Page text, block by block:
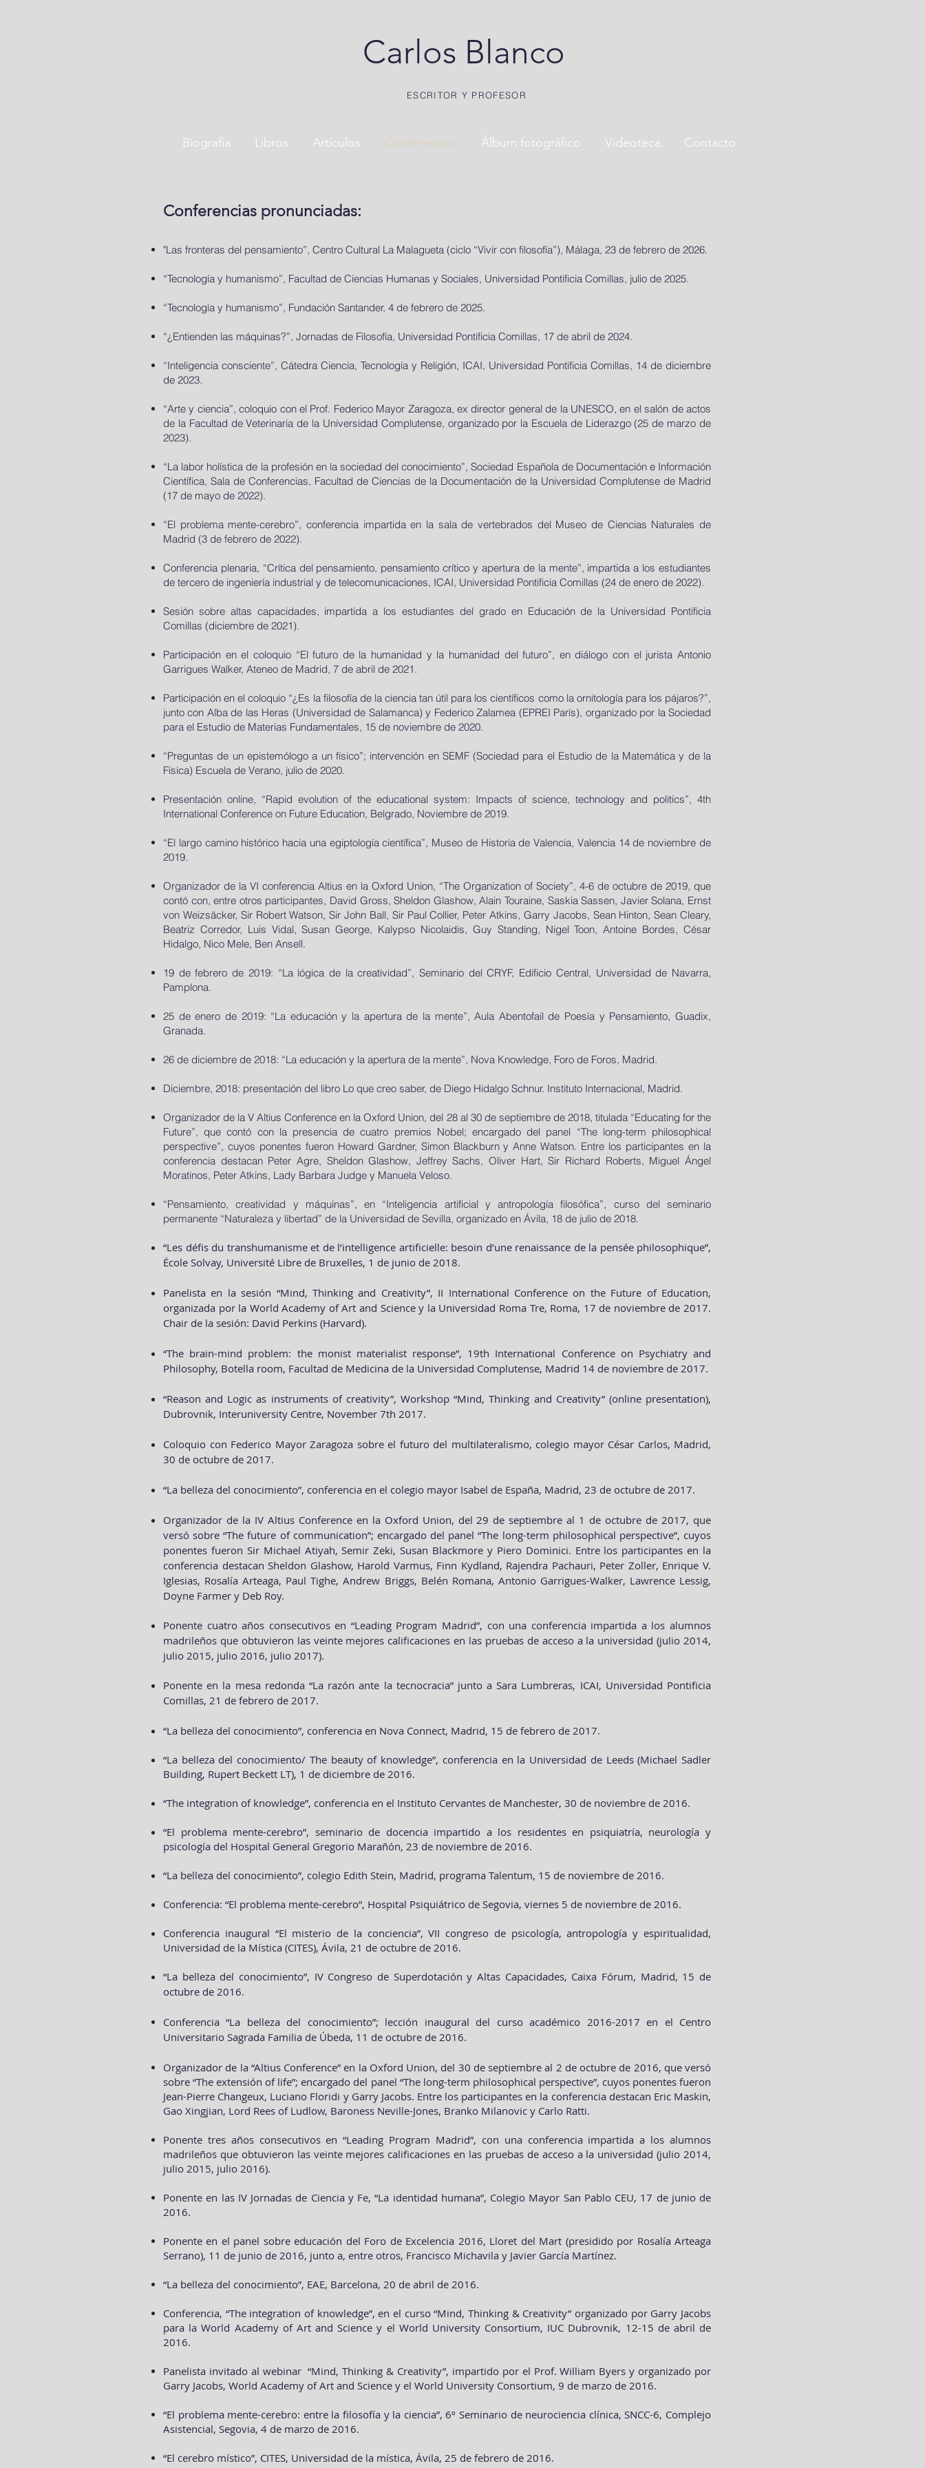
ESCRITOR Y PROFESOR
Carlos Blanco
Biografía Libros Artículos Conferencias Álbum fotográfico Videoteca Contacto
Conferencias pronunciadas:
"Las fronteras del pensamiento”, Centro Cultural La Malagueta (ciclo “Vivir con filosofía”), Málaga, 23 de febrero de 2026.
“Tecnología y humanismo”, Facultad de Ciencias Humanas y Sociales, Universidad Pontificia Comillas, julio de 2025.
“Tecnología y humanismo”, Fundación Santander, 4 de febrero de 2025.
“¿Entienden las máquinas?”, Jornadas de Filosofía, Universidad Pontificia Comillas, 17 de abril de 2024.
“Inteligencia consciente”, Cátedra Ciencia, Tecnología y Religión, ICAI, Universidad Pontificia Comillas, 14 de diciembre
de 2023.
“Arte y ciencia”, coloquio con el Prof. Federico Mayor Zaragoza, ex director general de la UNESCO, en el salón de actos
de la Facultad de Veterinaria de la Universidad Complutense, organizado por la Escuela de Liderazgo (25 de marzo de
2023).
“La labor holística de la profesión en la sociedad del conocimiento”, Sociedad Española de Documentación e Información
Científica, Sala de Conferencias, Facultad de Ciencias de la Documentación de la Universidad Complutense de Madrid
(17 de mayo de 2022).
“El problema mente-cerebro”, conferencia impartida en la sala de vertebrados del Museo de Ciencias Naturales de
Madrid (3 de febrero de 2022).
Conferencia plenaria, “Crítica del pensamiento, pensamiento crítico y apertura de la mente”, impartida a los estudiantes
de tercero de ingeniería industrial y de telecomunicaciones, ICAI, Universidad Pontificia Comillas (24 de enero de 2022).
Sesión sobre altas capacidades, impartida a los estudiantes del grado en Educación de la Universidad Pontificia
Comillas (diciembre de 2021).
Participación en el coloquio “El futuro de la humanidad y la humanidad del futuro”, en diálogo con el jurista Antonio
Garrigues Walker, Ateneo de Madrid, 7 de abril de 2021.
Participación en el coloquio “¿Es la filosofía de la ciencia tan útil para los científicos como la ornitología para los pájaros?”,
junto con Alba de las Heras (Universidad de Salamanca) y Federico Zalamea (EPREI París), organizado por la Sociedad
para el Estudio de Materias Fundamentales, 15 de noviembre de 2020.
“Preguntas de un epistemólogo a un físico”; intervención en SEMF (Sociedad para el Estudio de la Matemática y de la
Física) Escuela de Verano, julio de 2020.
Presentación online, “Rapid evolution of the educational system: Impacts of science, technology and politics”, 4th
International Conference on Future Education, Belgrado, Noviembre de 2019.
“El largo camino histórico hacia una egiptología científica”, Museo de Historia de Valencia, Valencia 14 de noviembre de
2019.
Organizador de la VI conferencia Altius en la Oxford Union, “The Organization of Society”, 4-6 de octubre de 2019, que
contó con, entre otros participantes, David Gross, Sheldon Glashow, Alain Touraine, Saskia Sassen, Javier Solana, Ernst
von Weizsäcker, Sir Robert Watson, Sir John Ball, Sir Paul Collier, Peter Atkins, Garry Jacobs, Sean Hinton, Sean Cleary,
Beatriz Corredor, Luis Vidal, Susan George, Kalypso Nicolaidis, Guy Standing, Nigel Toon, Antoine Bordes, César
Hidalgo, Nico Mele, Ben Ansell.
19 de febrero de 2019: “La lógica de la creatividad”, Seminario del CRYF, Edificio Central, Universidad de Navarra,
Pamplona.
25 de enero de 2019: “La educación y la apertura de la mente”, Aula Abentofail de Poesía y Pensamiento, Guadix,
Granada.
26 de diciembre de 2018: “La educación y la apertura de la mente”, Nova Knowledge, Foro de Foros, Madrid.
Diciembre, 2018: presentación del libro Lo que creo saber, de Diego Hidalgo Schnur. Instituto Internacional, Madrid.
Organizador de la V Altius Conference en la Oxford Union, del 28 al 30 de septiembre de 2018, titulada “Educating for the
Future”, que contó con la presencia de cuatro premios Nobel; encargado del panel “The long-term philosophical
perspective”, cuyos ponentes fueron Howard Gardner, Simon Blackburn y Anne Watson. Entre los participantes en la
conferencia destacan Peter Agre, Sheldon Glashow, Jeffrey Sachs, Oliver Hart, Sir Richard Roberts, Miguel Ángel
Moratinos, Peter Atkins, Lady Barbara Judge y Manuela Veloso.
“Pensamiento, creatividad y máquinas”, en “Inteligencia artificial y antropología filosófica”, curso del seminario
permanente “Naturaleza y libertad” de la Universidad de Sevilla, organizado en Ávila, 18 de julio de 2018.
“Les défis du transhumanisme et de l’intelligence artificielle: besoin d’une renaissance de la pensée philosophique”,
École Solvay, Université Libre de Bruxelles, 1 de junio de 2018.
Panelista en la sesión “Mind, Thinking and Creativity”, II International Conference on the Future of Education,
organizada por la World Academy of Art and Science y la Universidad Roma Tre, Roma, 17 de noviembre de 2017.
Chair de la sesión: David Perkins (Harvard).
“The brain-mind problem: the monist materialist response”, 19th International Conference on Psychiatry and
Philosophy, Botella room, Facultad de Medicina de la Universidad Complutense, Madrid 14 de noviembre de 2017.
“Reason and Logic as instruments of creativity”, Workshop “Mind, Thinking and Creativity” (online presentation),
Dubrovnik, Interuniversity Centre, November 7th 2017.
Coloquio con Federico Mayor Zaragoza sobre el futuro del multilateralismo, colegio mayor César Carlos, Madrid,
30 de octubre de 2017.
“La belleza del conocimiento”, conferencia en el colegio mayor Isabel de España, Madrid, 23 de octubre de 2017.
Organizador de la IV Altius Conference en la Oxford Union, del 29 de septiembre al 1 de octubre de 2017, que
versó sobre “The future of communication”; encargado del panel “The long-term philosophical perspective”, cuyos
ponentes fueron Sir Michael Atiyah, Semir Zeki, Susan Blackmore y Piero Dominici. Entre los participantes en la
conferencia destacan Sheldon Glashow, Harold Varmus, Finn Kydland, Rajendra Pachauri, Peter Zoller, Enrique V.
Iglesias, Rosalía Arteaga, Paul Tighe, Andrew Briggs, Belén Romana, Antonio Garrigues-Walker, Lawrence Lessig,
Doyne Farmer y Deb Roy.
Ponente cuatro años consecutivos en “Leading Program Madrid”, con una conferencia impartida a los alumnos
madrileños que obtuvieron las veinte mejores calificaciones en las pruebas de acceso a la universidad (julio 2014,
julio 2015, julio 2016, julio 2017).
Ponente en la mesa redonda “La razón ante la tecnocracia” junto a Sara Lumbreras, ICAI, Universidad Pontificia
Comillas, 21 de febrero de 2017.
“La belleza del conocimiento”, conferencia en Nova Connect, Madrid, 15 de febrero de 2017.
“La belleza del conocimiento/ The beauty of knowledge”, conferencia en la Universidad de Leeds (Michael Sadler
Building, Rupert Beckett LT), 1 de diciembre de 2016.
“The integration of knowledge”, conferencia en el Instituto Cervantes de Manchester, 30 de noviembre de 2016.
“El problema mente-cerebro”, seminario de docencia impartido a los residentes en psiquiatría, neurología y
psicología del Hospital General Gregorio Marañón, 23 de noviembre de 2016.
“La belleza del conocimiento”, colegio Edith Stein, Madrid, programa Talentum, 15 de noviembre de 2016.
Conferencia: “El problema mente-cerebro”, Hospital Psiquiátrico de Segovia, viernes 5 de noviembre de 2016.
Conferencia inaugural “El misterio de la conciencia”, VII congreso de psicología, antropología y espiritualidad,
Universidad de la Mística (CITES), Ávila, 21 de octubre de 2016.
“La belleza del conocimiento”, IV Congreso de Superdotación y Altas Capacidades, Caixa Fórum, Madrid, 15 de
octubre de 2016.
Conferencia “La belleza del conocimiento”; lección inaugural del curso académico 2016-2017 en el Centro
Universitario Sagrada Familia de Úbeda, 11 de octubre de 2016.
Organizador de la “Altius Conference” en la Oxford Union, del 30 de septiembre al 2 de octubre de 2016, que versó
sobre “The extensión of life”; encargado del panel “The long-term philosophical perspective”, cuyos ponentes fueron
Jean-Pierre Changeux, Luciano Floridi y Garry Jacobs. Entre los participantes en la conferencia destacan Eric Maskin,
Gao Xingjian, Lord Rees of Ludlow, Baroness Neville-Jones, Branko Milanovic y Carlo Ratti.
Ponente tres años consecutivos en “Leading Program Madrid”, con una conferencia impartida a los alumnos
madrileños que obtuvieron las veinte mejores calificaciones en las pruebas de acceso a la universidad (julio 2014,
julio 2015, julio 2016).
Ponente en las IV Jornadas de Ciencia y Fe, “La identidad humana”, Colegio Mayor San Pablo CEU, 17 de junio de
2016.
Ponente en el panel sobre educación del Foro de Excelencia 2016, Lloret del Mart (presidido por Rosalía Arteaga
Serrano), 11 de junio de 2016, junto a, entre otros, Francisco Michavila y Javier García Martínez.
“La belleza del conocimiento”, EAE, Barcelona, 20 de abril de 2016.
Conferencia, “The integration of knowledge”, en el curso “Mind, Thinking & Creativity” organizado por Garry Jacobs
para la World Academy of Art and Science y el World University Consortium, IUC Dubrovnik, 12-15 de abril de
2016.
Panelista invitado al webinar “Mind, Thinking & Creativity”, impartido por el Prof. William Byers y organizado por
Garry Jacobs, World Academy of Art and Science y el World University Consortium, 9 de marzo de 2016.
“El problema mente-cerebro: entre la filosofía y la ciencia”, 6º Seminario de neurociencia clínica, SNCC-6, Complejo
Asistencial, Segovia, 4 de marzo de 2016.
“El cerebro místico”, CITES, Universidad de la mística, Ávila, 25 de febrero de 2016.